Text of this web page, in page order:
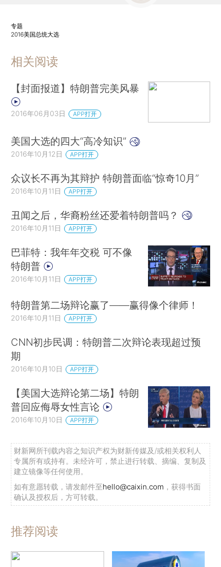
专题
2016美国总统大选
相关阅读
【封面报道】特朗普完美风暴
2016年06月03日 APP打开
美国大选的四大“高冷知识”
2016年10月12日 APP打开
众议长不再为其辩护 特朗普面临“惊奇10月”
2016年10月11日 APP打开
丑闻之后，华裔粉丝还爱着特朗普吗？
2016年10月11日 APP打开
巴菲特：我年年交税 可不像
特朗普
2016年10月11日 APP打开
特朗普第二场辩论赢了——赢得像个律师！
2016年10月11日 APP打开
CNN初步民调：特朗普二次辩论表现超过预
期
2016年10月10日 APP打开
【美国大选辩论第二场】特朗
普回应侮辱女性言论
2016年10月10日 APP打开
财新网所刊载内容之知识产权为财新传媒及/或相关权利人
专属所有或持有。未经许可，禁止进行转载、摘编、复制及
建立镜像等任何使用。
如有意愿转载，请发邮件至hello@caixin.com ，获得书面
确认及授权后，方可转载。
推荐阅读